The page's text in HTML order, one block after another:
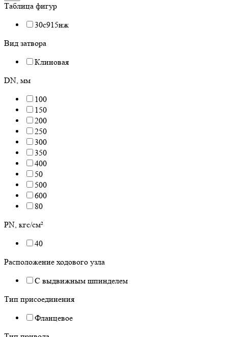
Таблица фигур
30с915нж
Вид затвора
Клиновая
DN, мм
100
150
200
250
300
350
400
50
500
600
80
PN, кгс/см²
40
Расположение ходового узла
С выдвижным шпинделем
Тип присоединения
Фланцевое